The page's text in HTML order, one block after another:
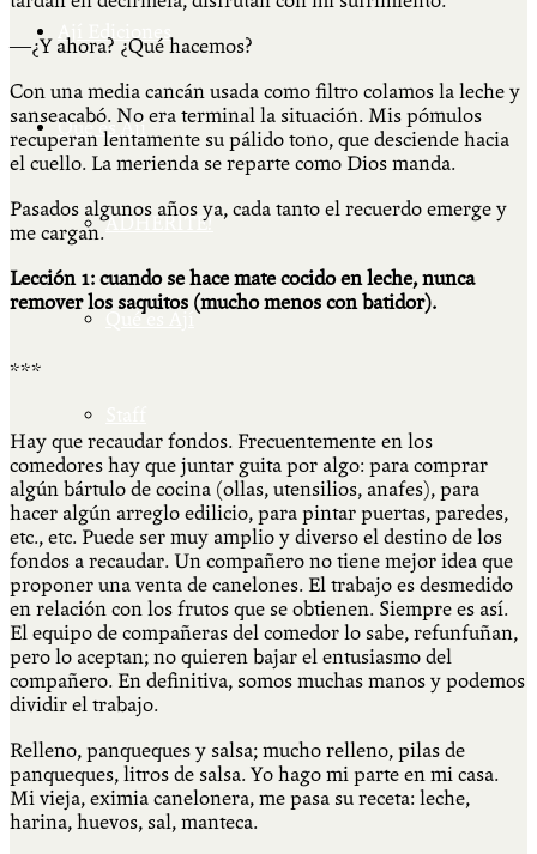
Ají Ediciones
Qué es Ají
ADHERITE!
Qué es Ají
―¿Y ahora? ¿Qué hacemos?
Con una media cancán usada como filtro colamos la leche y
sanseacabó. No era terminal la situación. Mis pómulos
recuperan lentamente su pálido tono, que desciende hacia
el cuello. La merienda se reparte como Dios manda.
Pasados algunos años ya, cada tanto el recuerdo emerge y
me cargan.
Lección 1: cuando se hace mate cocido en leche, nunca
remover los saquitos (mucho menos con batidor).
***
Hay que recaudar fondos. Frecuentemente en los
comedores hay que juntar guita por algo: para comprar
algún bártulo de cocina (ollas, utensilios, anafes), para
hacer algún arreglo edilicio, para pintar puertas, paredes,
etc., etc. Puede ser muy amplio y diverso el destino de los
fondos a recaudar. Un compañero no tiene mejor idea que
proponer una venta de canelones. El trabajo es desmedido
en relación con los frutos que se obtienen. Siempre es así.
El equipo de compañeras del comedor lo sabe, refunfuñan,
pero lo aceptan; no quieren bajar el entusiasmo del
compañero. En definitiva, somos muchas manos y podemos
dividir el trabajo.
Relleno, panqueques y salsa; mucho relleno, pilas de
panqueques, litros de salsa. Yo hago mi parte en mi casa.
Mi vieja, eximia canelonera, me pasa su receta: leche,
harina, huevos, sal, manteca.